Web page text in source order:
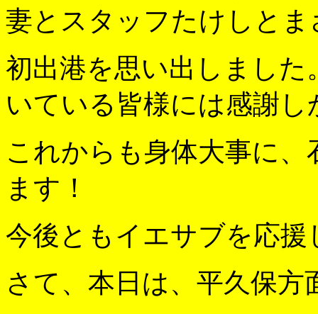
妻とスタッフたけしとま
初出港を思い出しました
いている皆様には感謝
これからも身体大事に
ます！
今後ともイエサブを応
さて、本日は、平久保